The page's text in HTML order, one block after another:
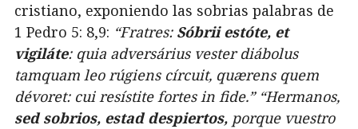
cristiano, exponiendo las sobrias palabras de
1 Pedro 5: 8,9: “Fratres: Sóbrii estóte, et
vigiláte: quia adversárius vester diábolus
tamquam leo rúgiens círcuit, quærens quem
dévoret: cui resístite fortes in fide.” “Hermanos,
sed sobrios, estad despiertos, porque vuestro